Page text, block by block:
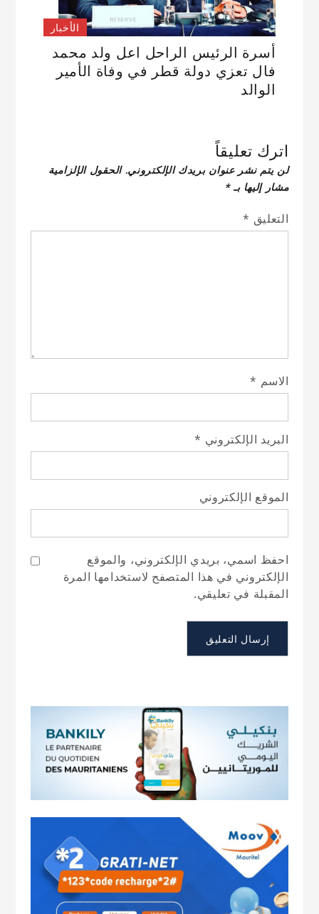
الأخبار
أسرة الرئيس الراحل اعل ولد محمد
فال تعزي دولة قطر في وفاة الأمير
الوالد
اترك تعليقاً
لن يتم نشر عنوان بريدك الإلكتروني. الحقول الإلزامية
مشار إليها بـ*
التعليق *
الاسم *
البريد الإلكتروني *
الموقع الإلكتروني
احفظ اسمي، بريدي الإلكتروني، والموقع
الإلكتروني في هذا المتصفح لاستخدامها المرة
المقبلة في تعليقي.